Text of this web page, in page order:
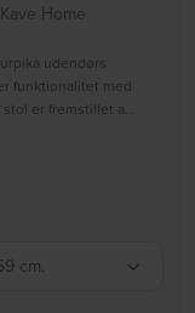
Kave Home
udendørs
funktionalitet med
er fremstillet a…
cm.